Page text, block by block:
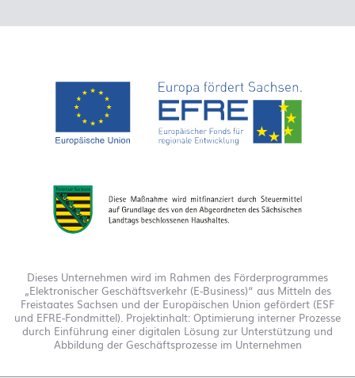
Dieses Unternehmen wird im Rahmen des Förderprogrammes
„Elektronischer Geschäftsverkehr (E-Business)“ aus Mitteln des
Freistaates Sachsen und der Europäischen Union gefördert (ESF
und EFRE-Fondmittel). Projektinhalt: Optimierung interner Prozesse
durch Einführung einer digitalen Lösung zur Unterstützung und
Abbildung der Geschäftsprozesse im Unternehmen